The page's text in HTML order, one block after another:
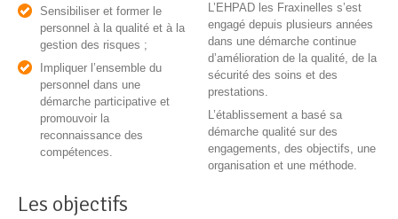
Sensibiliser et former le
personnel à la qualité et à la
gestion des risques ;
Impliquer l’ensemble du
personnel dans une
démarche participative et
promouvoir la
reconnaissance des
compétences.
Les objectifs
L’EHPAD les Fraxinelles s’est
engagé depuis plusieurs années
dans une démarche continue
d’amélioration de la qualité, de la
sécurité des soins et des
prestations.
L’établissement a basé sa
démarche qualité sur des
engagements, des objectifs, une
organisation et une méthode.